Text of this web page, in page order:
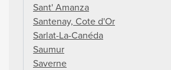
Sant' Amanza
Santenay, Cote d'Or
Sarlat-La-Canéda
Saumur
Saverne